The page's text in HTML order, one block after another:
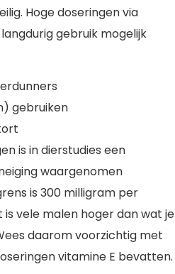
Hoge doseringen via
gebruik mogelijk
gebruiken
is in dierstudies een
waargenomen
is 300 milligram per
is vele malen hoger dan wat je
daarom voorzichtig met
vitamine E bevatten.